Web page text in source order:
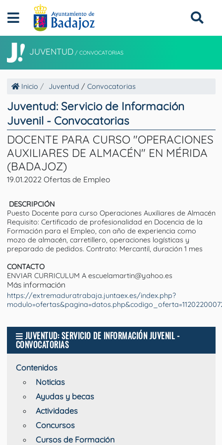
JUVENTUD / CONVOCATORIAS
Inicio Juventud / Convocatorias
Juventud: Servicio de Información
Juvenil - Convocatorias
DOCENTE PARA CURSO "OPERACIONES
AUXILIARES DE ALMACÉN" EN MÉRIDA
(BADAJOZ)
19.01.2022 Ofertas de Empleo
DESCRIPCIÓN
Puesto Docente para curso Operaciones Auxiliares de Almacén
Requisito: Certificado de profesionalidad en Docencia de la
Formación para el Empleo, con año de experiencia como
mozo de almacén, carretillero, operaciones logísticas y
preparado de pedidos. Contrato: Mercantil, duración 1 mes
CONTACTO
ENVIAR CURRICULUM A escuelamartin@yahoo.es
Más información
https://extremaduratrabaja.juntaex.es/index.php?
JUVENTUD: SERVICIO DE INFORMACIÓN JUVENIL -
CONVOCATORIAS
Contenidos
Noticias
Ayudas y becas
Actividades
Concursos
Cursos de Formación